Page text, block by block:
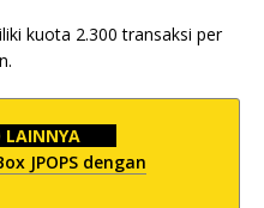
kuota 2.300 transaksi per
LAINNYA
JPOPS dengan